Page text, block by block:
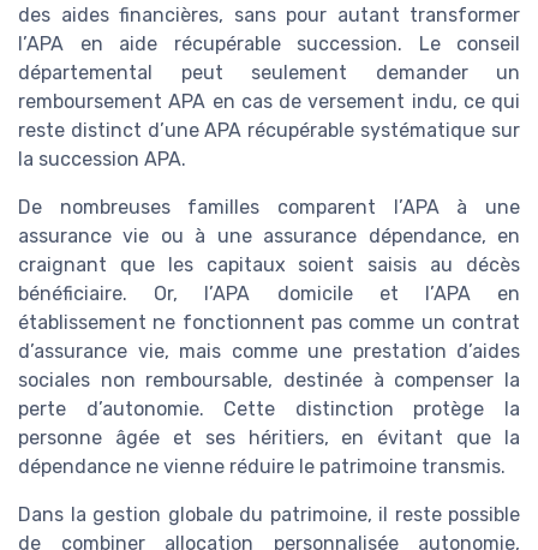
des aides financières, sans pour autant transformer
l’APA en aide récupérable succession. Le conseil
départemental peut seulement demander un
remboursement APA en cas de versement indu, ce qui
reste distinct d’une APA récupérable systématique sur
la succession APA.
De nombreuses familles comparent l’APA à une
assurance vie ou à une assurance dépendance, en
craignant que les capitaux soient saisis au décès
bénéficiaire. Or, l’APA domicile et l’APA en
établissement ne fonctionnent pas comme un contrat
d’assurance vie, mais comme une prestation d’aides
sociales non remboursable, destinée à compenser la
perte d’autonomie. Cette distinction protège la
personne âgée et ses héritiers, en évitant que la
dépendance ne vienne réduire le patrimoine transmis.
Dans la gestion globale du patrimoine, il reste possible
de combiner allocation personnalisée autonomie,